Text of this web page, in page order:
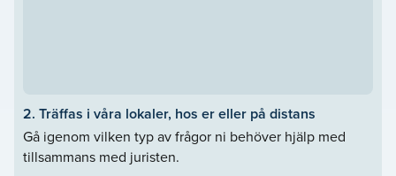
2. Träffas i våra lokaler, hos er eller på distans
Gå igenom vilken typ av frågor ni behöver hjälp med
tillsammans med juristen.